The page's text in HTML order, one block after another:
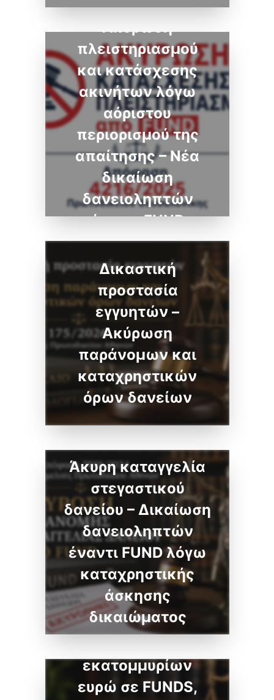
Ακύρωση
πλειστηριασμού
και κατάσχεσης
ακινήτων λόγω
αόριστου
περιορισμού της
απαίτησης – Νέα
δικαίωση
δανειοληπτών
έναντι FUND
Δικαστική
προστασία
εγγυητών –
Ακύρωση
παράνομων και
καταχρηστικών
όρων δανείων
Άκυρη καταγγελία
στεγαστικού
δανείου – Δικαίωση
δανειοληπτών
έναντι FUND λόγω
καταχρηστικής
άσκησης
δικαιώματος
Διαγραφή χρεών
εκατομμυρίων
ευρώ σε FUNDS,